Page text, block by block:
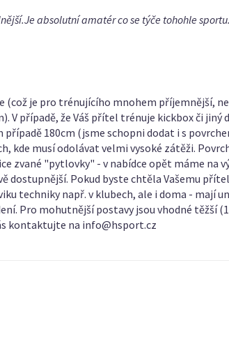
absolutní amatér co se týče tohohle
(což je pro trénujícího mnohem příjemnější,
případě, že Váš přítel trénuje kickbox či jiný
180cm (jsme schopni dodat i s
kde musí odolávat velmi vysoké zátěži.
zvané "pytlovky" - v nabídce opět máme na
dostupnější. Pokud byste chtěla Vašemu
techniky např. v klubech, ale i doma - mají
Pro mohutnější postavy jsou vhodné těžší
kontaktujte na info@hsport.cz